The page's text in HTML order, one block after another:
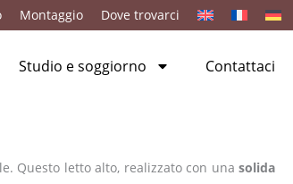
Montaggio Dove trovarci
Studio e soggiorno Contattaci
Questo letto alto, realizzato con una solida